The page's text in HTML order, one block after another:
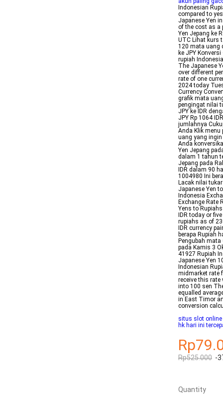
Indonesian
compared to
Japanese Yen
of the cost as a
Yen Jepang ke
UTC Lihat kurs
120 mata uang
ke JPY
rupiah
The Japanese
over different
rate of one
2024 today
Currency
grafik mata
pengingat nilai
JPY ke IDR
JPY Rp 1064
jumlahnya
Anda Klik menu
uang yang
Anda
Yen Jepang
dalam 1 tahun
Jepang pada
IDR dalam 90
1004980 Ini
Lacak nilai
Japanese Yen
Indonesia
Exchange Rate
Yens to
IDR today or
rupiahs as of
IDR currency
berapa Rupiah
Pengubah
pada Kamis 3
41927 Rupiah
Japanese Yen
Indonesian
midmarket rate
receive this rate
into 100 sen
equalled
in East Timor
conversion
situs slot online
hk hari ini
Rp525.000 -
Quantity